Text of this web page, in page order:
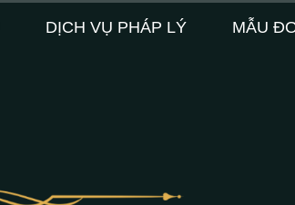
DỊCH VỤ PHÁP LÝ MẪU